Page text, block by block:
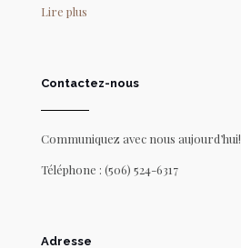
Lire plus
Contactez-nous
Communiquez avec nous aujourd’hui!
Téléphone : (506) 524-6317
Adresse